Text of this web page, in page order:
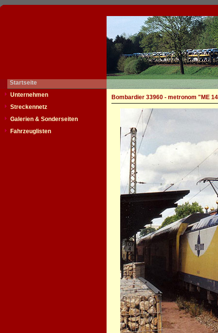
Startseite
Unternehmen
Streckennetz
Galerien & Sonderseiten
Fahrzeuglisten
Bombardier 33960 - metronom "ME